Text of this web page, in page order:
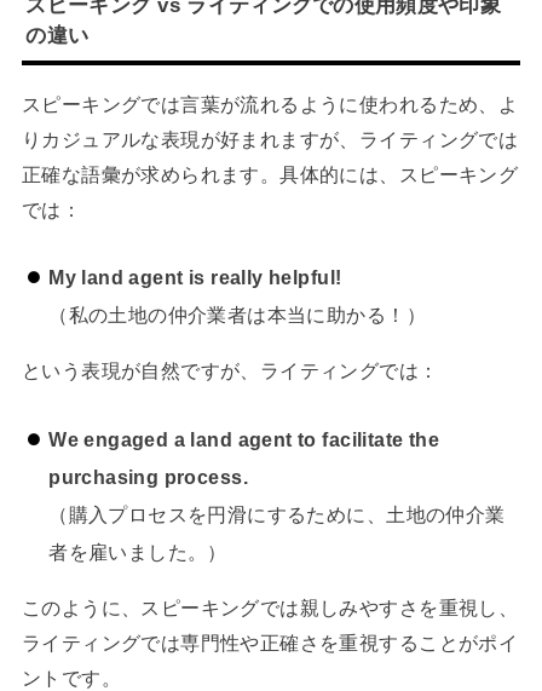
の違い
スピーキングでは言葉が流れるように使われるため、よ
りカジュアルな表現が好まれますが、ライティングでは
正確な語彙が求められます。具体的には、スピーキング
では：
My land agent is really helpful!
（私の土地の仲介業者は本当に助かる！）
という表現が自然ですが、ライティングでは：
We engaged a land agent to facilitate the
purchasing process.
（購入プロセスを円滑にするために、土地の仲介業
者を雇いました。）
このように、スピーキングでは親しみやすさを重視し、
ライティングでは専門性や正確さを重視することがポイ
ントです。